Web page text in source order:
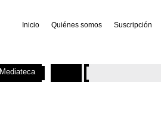
Inicio Quiénes somos Suscripción
Mediateca